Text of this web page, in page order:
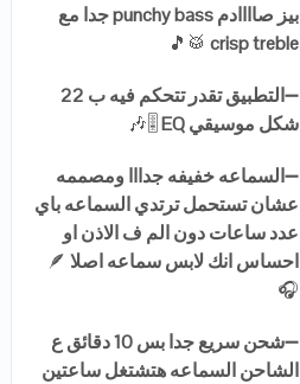
بيز صاااادم punchy bass جدا مع
crisp treble
🥁🎵
➖
التطبيق تقدر تتحكم فيه ب 22
شكل موسيقي EQ
🎚️🎶
➖السماعه خفيفه جدااا ومصممه
عشان تستحمل ترتدي السماعه باي
عدد ساعات دون الم ف الاذن او
احساس انك لابس سماعه اصلا 🪶
🎧
➖
شحن سريع جدا بس 10 دقائق ع
الشاحن السماعه هتشتغل ساعتين